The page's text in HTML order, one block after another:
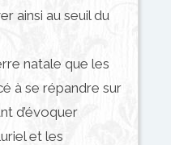
ainsi au seuil du
natale que les
à se répandre sur
d’évoquer
et les